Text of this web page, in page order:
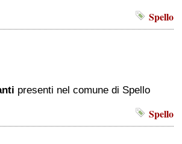
Spello
presenti nel comune di Spello
Spello